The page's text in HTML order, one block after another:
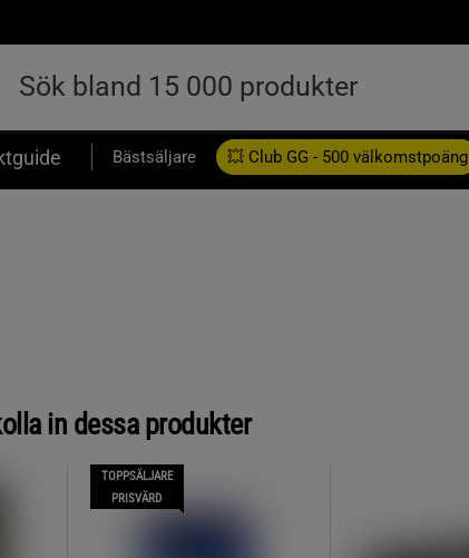
Bästsäljare 💥 Club GG - 500 välkomstpoäng
in dessa produkter
TOPPSÄLJARE
PRISVÄRD